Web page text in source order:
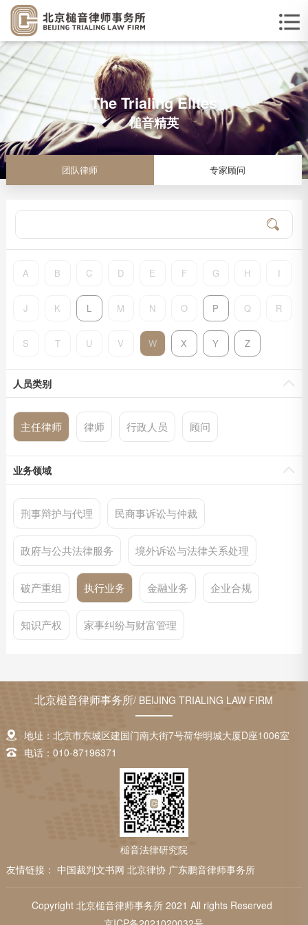
The Trialing Elites
槌音精英
团队律师 专家顾问
A B C D E F G H I
J K L M N O P Q R
S T U V W X Y Z
人员类别
主任律师 律师 行政人员 顾问
业务领域
刑事辩护与代理 民商事诉讼与仲裁
政府与公共法律服务 境外诉讼与法律关系处理
破产重组 执行业务 金融业务 企业合规
知识产权 家事纠纷与财富管理
北京槌音律师事务所/ BEIJING TRIALING LAW FIRM
地址：北京市东城区建国门南大街7号荷华明城大厦D座1006室
电话：010-87196371
槌音法律研究院
友情链接： 中国裁判文书网 北京律协 广东鹏音律师事务所
Copyright 北京槌音律师事务所 2021 All rights Reserved